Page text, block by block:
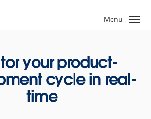
Menu
your product-
cycle in real-
time